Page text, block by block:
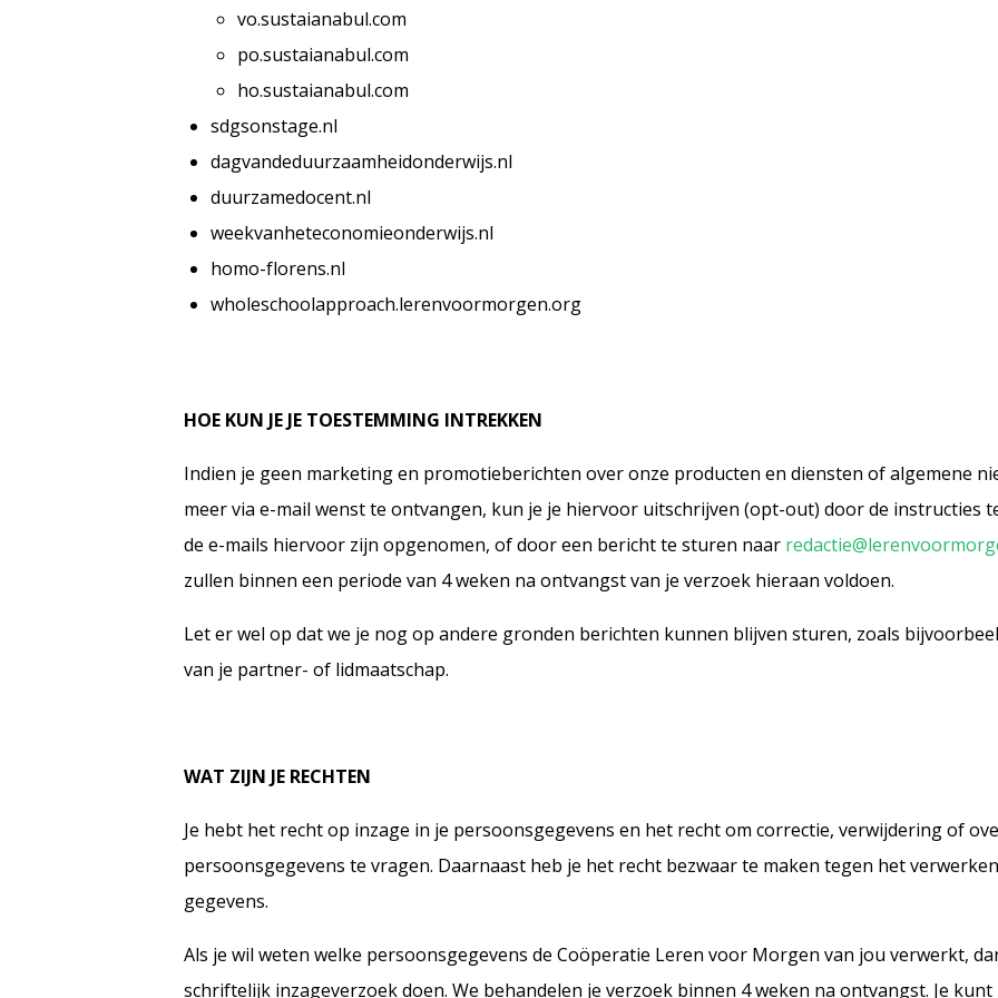
vo.sustaianabul.com
po.sustaianabul.com
ho.sustaianabul.com
sdgsonstage.nl
dagvandeduurzaamheidonderwijs.nl
duurzamedocent.nl
weekvanheteconomieonderwijs.nl
homo-florens.nl
wholeschoolapproach.lerenvoormorgen.org
HOE KUN JE JE TOESTEMMING INTREKKEN
Indien je geen marketing en promotieberichten over onze producten en diensten of algemene
meer via e-mail wenst te ontvangen, kun je je hiervoor uitschrijven (opt-out) door de instructies
de e-mails hiervoor zijn opgenomen, of door een bericht te sturen naar
zullen binnen een periode van 4 weken na ontvangst van je verzoek hieraan voldoen.
Let er wel op dat we je nog op andere gronden berichten kunnen blijven sturen, zoals
van je partner- of lidmaatschap.
WAT ZIJN JE RECHTEN
Je hebt het recht op inzage in je persoonsgegevens en het recht om correctie, verwijdering of
persoonsgegevens te vragen. Daarnaast heb je het recht bezwaar te maken tegen het
gegevens.
Als je wil weten welke persoonsgegevens de Coöperatie Leren voor Morgen van jou verwerkt,
schriftelijk inzageverzoek doen. We behandelen je verzoek binnen 4 weken na ontvangst. Je kunt